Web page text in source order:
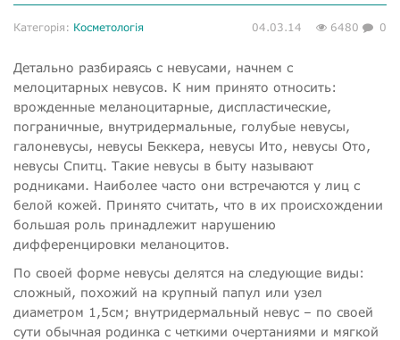
Категорія: Косметологія 04.03.14 6480 0
Детально разбираясь с невусами, начнем с
мелоцитарных невусов. К ним принято относить:
врожденные меланоцитарные, диспластические,
пограничные, внутридермальные, голубые невусы,
галоневусы, невусы Беккера, невусы Ито, невусы Ото,
невусы Спитц. Такие невусы в быту называют
родниками. Наиболее часто они встречаются у лиц с
белой кожей. Принято считать, что в их происхождении
большая роль принадлежит нарушению
дифференцировки меланоцитов.
По своей форме невусы делятся на следующие виды:
сложный, похожий на крупный папул или узел
диаметром 1,5см; внутридермальный невус – по своей
сути обычная родинка с четкими очертаниями и мягкой